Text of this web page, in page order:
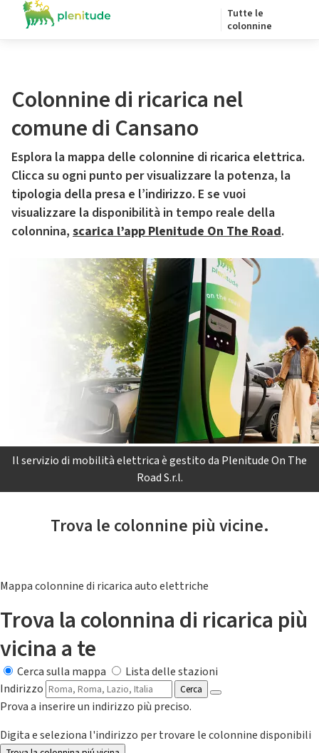
Tutte le
colonnine
Colonnine di ricarica nel
comune di Cansano
Esplora la mappa delle colonnine di ricarica elettrica.
Clicca su ogni punto per visualizzare la potenza, la
tipologia della presa e l’indirizzo. E se vuoi
visualizzare la disponibilità in tempo reale della
colonnina, scarica l’app Plenitude On The Road.
Il servizio di mobilità elettrica è gestito da Plenitude On The
Road S.r.l.
Trova le colonnine più vicine.
Mappa colonnine di ricarica auto elettriche
Trova la colonnina di ricarica più
vicina a te
Cerca sulla mappa
Lista delle stazioni
Indirizzo
Cerca
Prova a inserire un indirizzo più preciso.
Digita e seleziona l'indirizzo per trovare le colonnine disponibili